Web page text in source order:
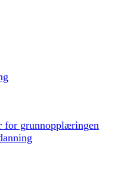
for grunnopplæringen